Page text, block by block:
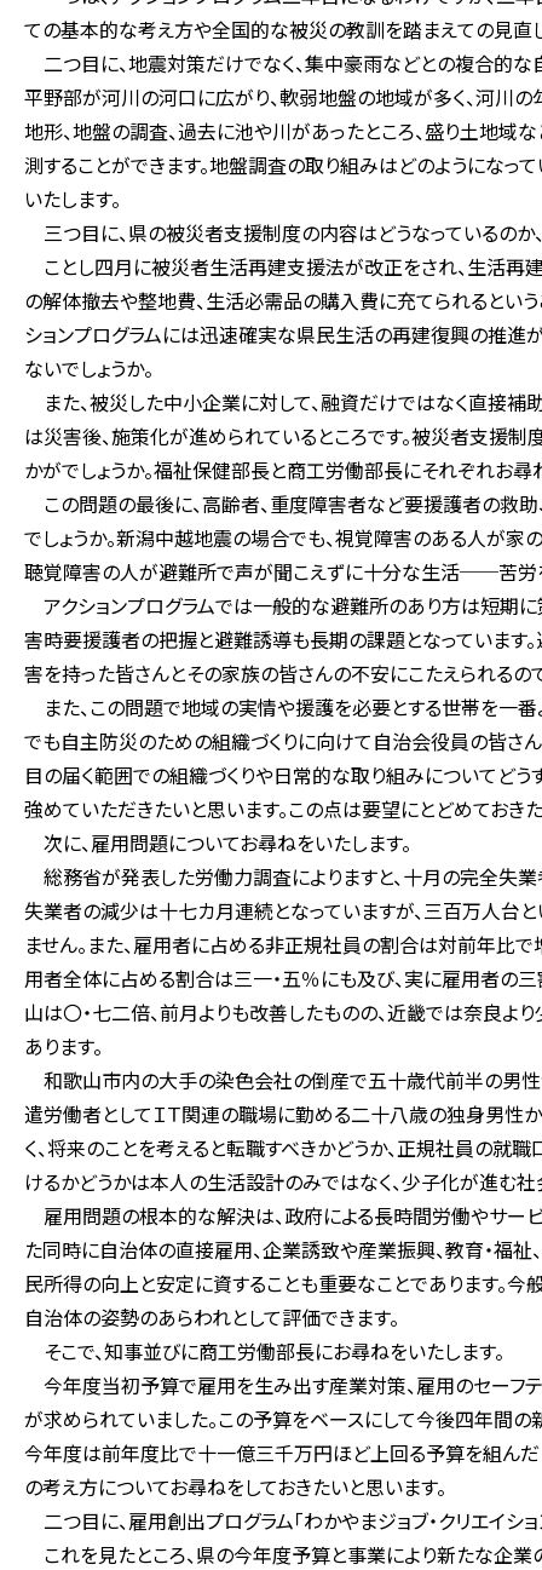
ての基本的な考え方や全国的な被災の教訓を踏まえての見直
二つ目に、地震対策だけでなく、集中豪雨などとの複合的
平野部が河川の河口に広がり、軟弱地盤の地域が多く、河川の
地形、地盤の調査、過去に池や川があったところ、盛り土地域
測することができます。地盤調査の取り組みはどのようになっ
いたします。
三つ目に、県の被災者支援制度の内容はどうなっているのか
ことし四月に被災者生活再建支援法が改正をされ、生活再
の解体撤去や整地費、生活必需品の購入費に充てられるとい
ションプログラムには迅速確実な県民生活の再建復興の推進
ないでしょうか。
また、被災した中小企業に対して、融資だけではなく直接
は災害後、施策化が進められているところです。被災者支援
かがでしょうか。福祉保健部長と商工労働部長にそれぞれお尋
この問題の最後に、高齢者、重度障害者など要援護者の救
でしょうか。新潟中越地震の場合でも、視覚障害のある人が
聴覚障害の人が避難所で声が聞こえずに十分な生活──苦労を
アクションプログラムでは一般的な避難所のあり方は短期
害時要援護者の把握と避難誘導も長期の課題となっています
害を持った皆さんとその家族の皆さんの不安にこたえられるの
また、この問題で地域の実情や援護を必要とする世帯を一
でも自主防災のための組織づくりに向けて自治会役員の皆さ
目の届く範囲での組織づくりや日常的な取り組みについてど
強めていただきたいと思います。この点は要望にとどめておき
次に、雇用問題についてお尋ねをいたします。
総務省が発表した労働力調査によりますと、十月の完全失
失業者の減少は十七カ月連続となっていますが、三百万人台
ません。また、雇用者に占める非正規社員の割合は対前年比
用者全体に占める割合は三一・五％にも及び、実に雇用者の
山は〇・七二倍、前月よりも改善したものの、近畿では奈良
あります。
和歌山市内の大手の染色会社の倒産で五十歳代前半の男性
遣労働者としてＩＴ関連の職場に勤める二十八歳の独身男性
く、将来のことを考えると転職すべきかどうか、正規社員の
けるかどうかは本人の生活設計のみではなく、少子化が進む
雇用問題の根本的な解決は、政府による長時間労働やサー
た同時に自治体の直接雇用、企業誘致や産業振興、教育・福
民所得の向上と安定に資することも重要なことであります。
自治体の姿勢のあらわれとして評価できます。
そこで、知事並びに商工労働部長にお尋ねをいたします。
今年度当初予算で雇用を生み出す産業対策、雇用のセーフ
が求められていました。この予算をベースにして今後四年間
今年度は前年度比で十一億三千万円ほど上回る予算を組んだ
の考え方についてお尋ねをしておきたいと思います。
二つ目に、雇用創出プログラム「わかやまジョブ・クリエイシ
これを見たところ、県の今年度予算と事業により新たな企